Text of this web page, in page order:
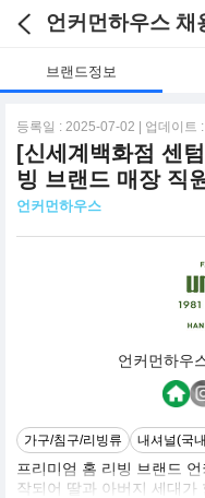
언커먼하우스 채
브랜드정보
등록일 : 2025-07-02 | 업데이트
[신세계백화점 센
빙 브랜드 매장 직
언커먼하우스
언커먼하우
가구/침구/리빙류 내셔널(국
프리미엄 홈 리빙 브랜드
작되어 딸과 아버지 세대가